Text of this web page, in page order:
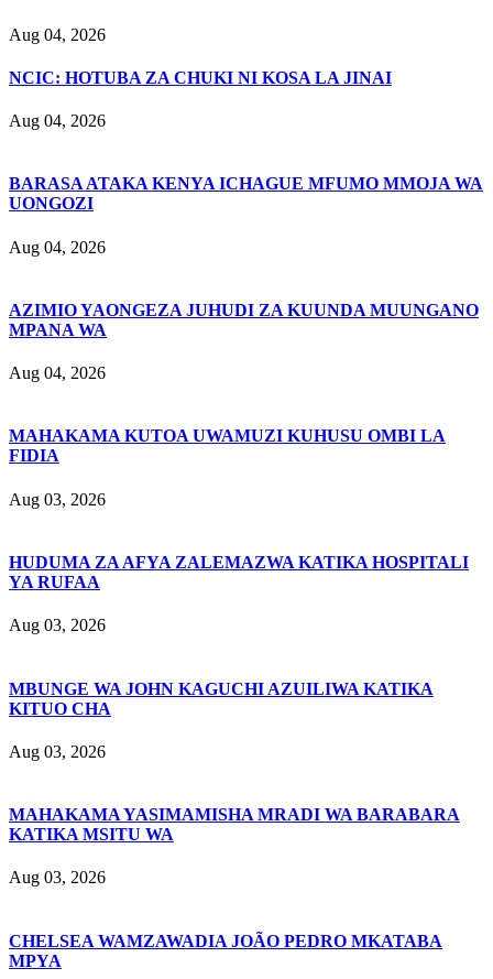
Aug 04, 2026
NCIC: HOTUBA ZA CHUKI NI KOSA LA JINAI
Aug 04, 2026
BARASA ATAKA KENYA ICHAGUE MFUMO MMOJA WA
UONGOZI
Aug 04, 2026
AZIMIO YAONGEZA JUHUDI ZA KUUNDA MUUNGANO
MPANA WA
Aug 04, 2026
MAHAKAMA KUTOA UWAMUZI KUHUSU OMBI LA
FIDIA
Aug 03, 2026
HUDUMA ZA AFYA ZALEMAZWA KATIKA HOSPITALI
YA RUFAA
Aug 03, 2026
MBUNGE WA JOHN KAGUCHI AZUILIWA KATIKA
KITUO CHA
Aug 03, 2026
MAHAKAMA YASIMAMISHA MRADI WA BARABARA
KATIKA MSITU WA
Aug 03, 2026
CHELSEA WAMZAWADIA JOÃO PEDRO MKATABA
MPYA